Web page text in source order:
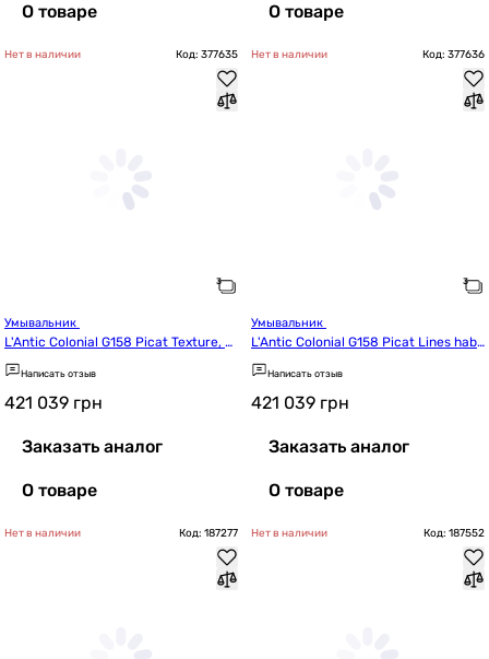
О товаре О товаре
Нет в наличии Код: 377635
L'Antic Colonial G158 Picat Texture, h
abana dark (100336701)
Написать отзыв
421 039 грн
Заказать аналог
О товаре
Нет в наличии Код: 377636
L'Antic Colonial G158 Picat Lines haba
na dark (100336687)
Написать отзыв
421 039 грн
Заказать аналог
О товаре
Нет в наличии Код: 187277 Нет в наличии Код: 187552